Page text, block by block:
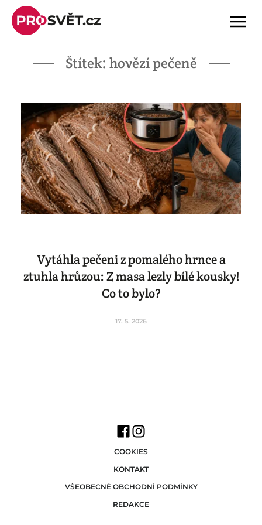
Skip
content
Menu
Štítek: hovězí pečeně
Vytáhla pečeni z pomalého hrnce a
ztuhla hrůzou: Z masa lezly bílé kousky!
Co to bylo?
17. 5. 2026
COOKIES
KONTAKT
VŠEOBECNÉ OBCHODNÍ PODMÍNKY
REDAKCE